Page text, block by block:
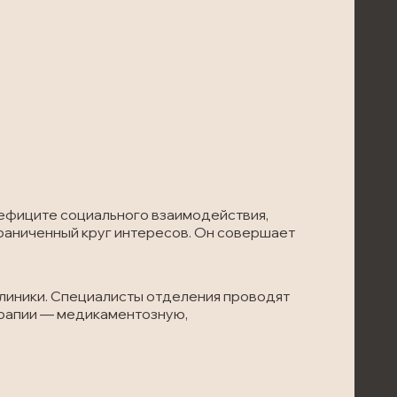
социального взаимодействия,
круг интересов. Он совершает
Специалисты отделения проводят
— медикаментозную,